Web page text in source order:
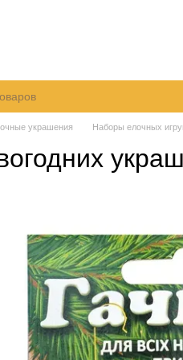
украшения Наборы елочных